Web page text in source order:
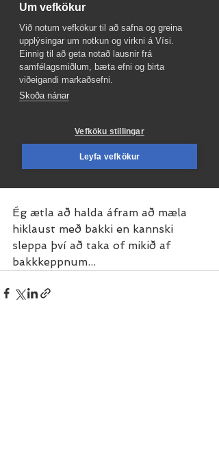
Ég ætla að halda áfram að mæla
hiklaust með bakki en kannski
sleppa því að taka of mikið af
bakkkeppnum...